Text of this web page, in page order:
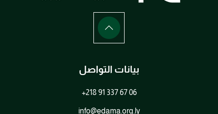
بيانات التواصل
+218 91 337 67 06
info@edama.org.ly